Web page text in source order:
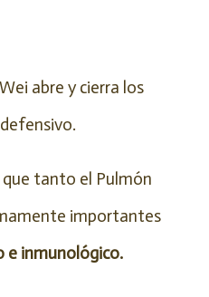
abre y cierra los
tanto el Pulmón
importantes
e inmunológico.